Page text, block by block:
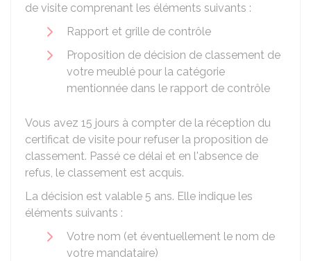
de visite comprenant les éléments suivants :
Rapport et grille de contrôle
Proposition de décision de classement de
votre meublé pour la catégorie
mentionnée dans le rapport de contrôle
Vous avez 15 jours à compter de la réception du
certificat de visite pour refuser la proposition de
classement. Passé ce délai et en l'absence de
refus, le classement est acquis.
La décision est valable 5 ans. Elle indique les
éléments suivants :
Votre nom (et éventuellement le nom de
votre mandataire)